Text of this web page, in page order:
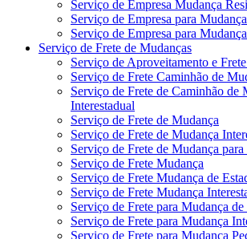
Serviço de Empresa Mudança
Serviço de Empresa para
Serviço de Empresa para
Serviço de Frete de Mudanças
Serviço de Aproveitamento e
Serviço de Frete Caminhão de
Serviço de Frete de Caminhão de
Interestadual
Serviço de Frete de Mudança
Serviço de Frete de Mudança
Serviço de Frete de Mudança
Serviço de Frete Mudança
Serviço de Frete Mudança de
Serviço de Frete Mudança
Serviço de Frete para Mudança de
Serviço de Frete para Mudança
Serviço de Frete para Mudança